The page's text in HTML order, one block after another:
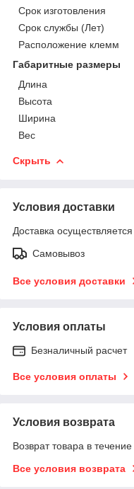
Срок изготовления
Срок службы (Лет)
Расположение клемм
Габаритные размеры
Длина
Высота
Ширина
Вес
Скрыть
Условия доставки
Доставка
Самовывоз
Все условия доставки
Условия оплаты
Безналичный расчет
Все условия оплаты
Условия возврата
Возврат товара в
Все условия возврата